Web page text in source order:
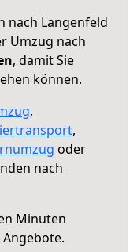
nach Langenfeld
Umzug nach
, damit Sie
können.
,
,
oder
nach
Minuten